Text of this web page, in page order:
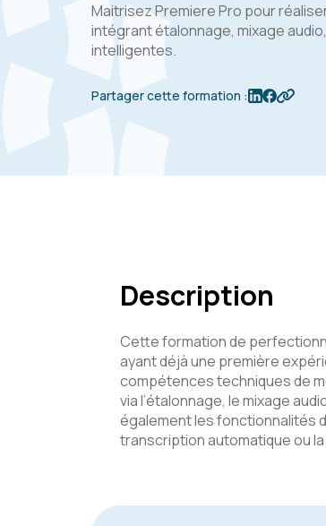
Maitrisez Premiere Pro pour
intégrant étalonnage, mixage
intelligentes.
Partager cette formation :
Description
Cette formation de
ayant déjà une première
compétences techniques de
via l’étalonnage, le mixage
également les fonctionnalités
transcription automatique ou